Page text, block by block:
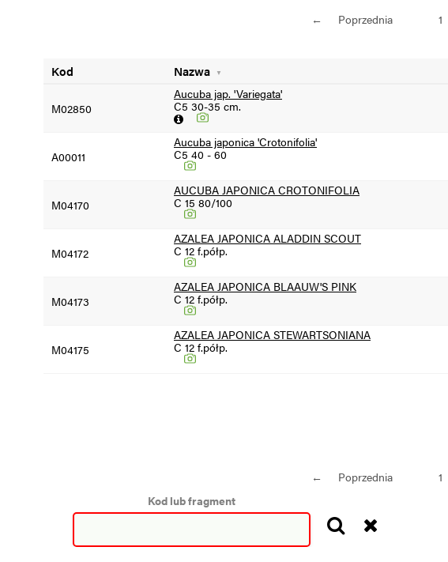
← Poprzednia 1
Kod Nazwa
M02850
Aucuba jap. 'Variegata'
C5 30-35 cm.
A00011
Aucuba japonica 'Crotonifolia'
C5 40 - 60
M04170
AUCUBA JAPONICA CROTONIFOLIA
C 15 80/100
M04172
AZALEA JAPONICA ALADDIN SCOUT
C 12 f.półp.
M04173
AZALEA JAPONICA BLAAUW'S PINK
C 12 f.półp.
M04175
AZALEA JAPONICA STEWARTSONIANA
C 12 f.półp.
← Poprzednia 1
Kod lub fragment